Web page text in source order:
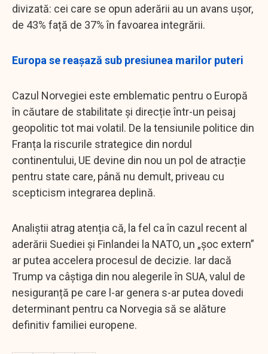
divizată: cei care se opun aderării au un avans ușor,
de 43% față de 37% în favoarea integrării.
Europa se reașază sub presiunea marilor puteri
Cazul Norvegiei este emblematic pentru o Europă
în căutare de stabilitate și direcție într-un peisaj
geopolitic tot mai volatil. De la tensiunile politice din
Franța la riscurile strategice din nordul
continentului, UE devine din nou un pol de atracție
pentru state care, până nu demult, priveau cu
scepticism integrarea deplină.
Analiștii atrag atenția că, la fel ca în cazul recent al
aderării Suediei și Finlandei la NATO, un „șoc extern”
ar putea accelera procesul de decizie. Iar dacă
Trump va câștiga din nou alegerile în SUA, valul de
nesiguranță pe care l-ar genera s-ar putea dovedi
determinant pentru ca Norvegia să se alăture
definitiv familiei europene.